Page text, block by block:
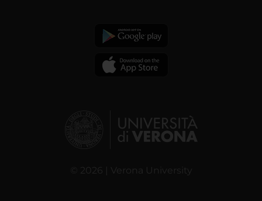
© 2026 | Verona University